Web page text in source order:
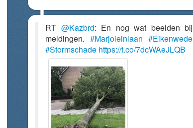
RT @Kazbrd: En nog wat beelden bij
meldingen. #Marjoleinlaan #Eikenwede
#Stormschade https://t.co/7dcWAeJLQB